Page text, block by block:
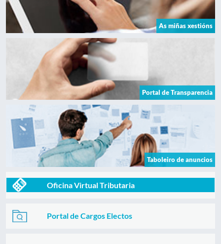
As miñas xestións
Portal de Transparencia
Taboleiro de anuncios
Oficina Virtual Tributaria
Portal de Cargos Electos